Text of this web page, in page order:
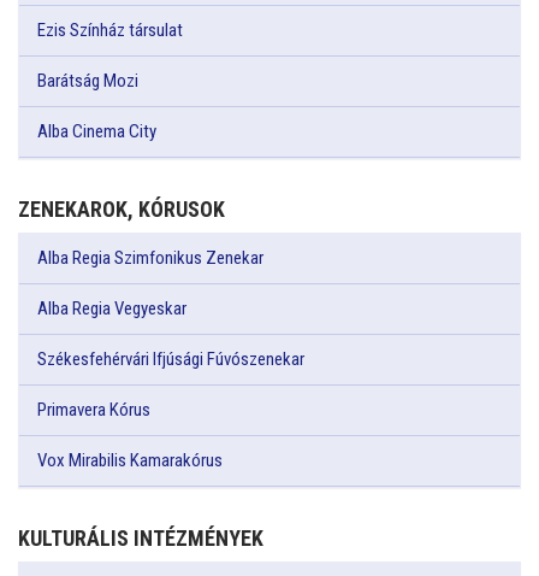
Ezis Színház társulat
Barátság Mozi
Alba Cinema City
ZENEKAROK, KÓRUSOK
Alba Regia Szimfonikus Zenekar
Alba Regia Vegyeskar
Székesfehérvári Ifjúsági Fúvószenekar
Primavera Kórus
Vox Mirabilis Kamarakórus
KULTURÁLIS INTÉZMÉNYEK